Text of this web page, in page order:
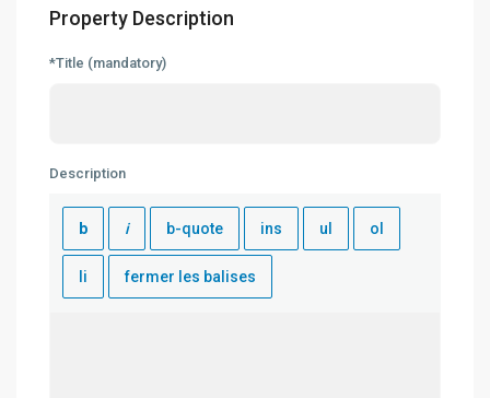
Property Description
*Title (mandatory)
Description